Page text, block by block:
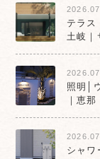
テラス
土岐｜
照明│
｜恵
シャ